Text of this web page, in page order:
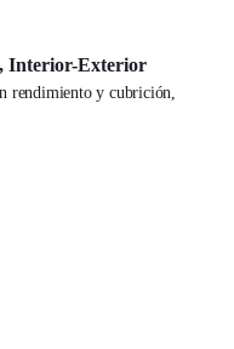
Interior-Exterior